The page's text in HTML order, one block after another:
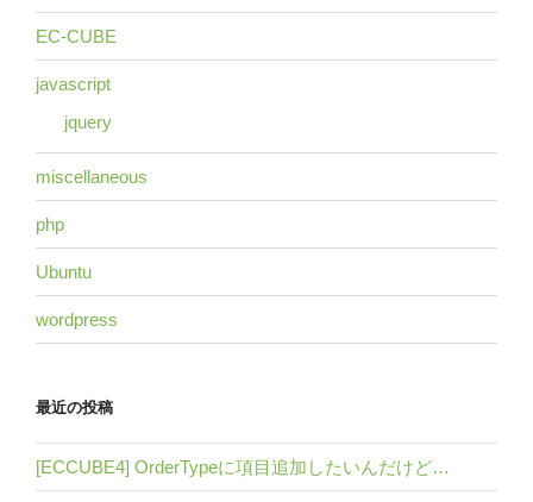
EC-CUBE
javascript
jquery
miscellaneous
php
Ubuntu
wordpress
最近の投稿
[ECCUBE4] OrderTypeに項目追加したいんだけど…